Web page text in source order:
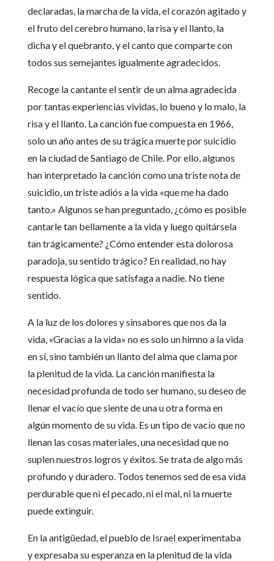
declaradas, la marcha de la vida, el corazón agitado y
el fruto del cerebro humano, la risa y el llanto, la
dicha y el quebranto, y el canto que comparte con
todos sus semejantes igualmente agradecidos.
Recoge la cantante el sentir de un alma agradecida
por tantas experiencias vividas, lo bueno y lo malo, la
risa y el llanto. La canción fue compuesta en 1966,
solo un año antes de su trágica muerte por suicidio
en la ciudad de Santiago de Chile. Por ello, algunos
han interpretado la canción como una triste nota de
suicidio, un triste adiós a la vida «que me ha dado
tanto.» Algunos se han preguntado, ¿cómo es posible
cantarle tan bellamente a la vida y luego quitársela
tan trágicamente? ¿Cómo entender esta dolorosa
paradoja, su sentido trágico? En realidad, no hay
respuesta lógica que satisfaga a nadie. No tiene
sentido.
A la luz de los dolores y sinsabores que nos da la
vida, «Gracias a la vida» no es solo un himno a la vida
en sí, sino también un llanto del alma que clama por
la plenitud de la vida. La canción manifiesta la
necesidad profunda de todo ser humano, su deseo de
llenar el vacío que siente de una u otra forma en
algún momento de su vida. Es un tipo de vacío que no
llenan las cosas materiales, una necesidad que no
suplen nuestros logros y éxitos. Se trata de algo más
profundo y duradero. Todos tenemos sed de esa vida
perdurable que ni el pecado, ni el mal, ni la muerte
puede extinguir.
En la antigüedad, el pueblo de Israel experimentaba
y expresaba su esperanza en la plenitud de la vida